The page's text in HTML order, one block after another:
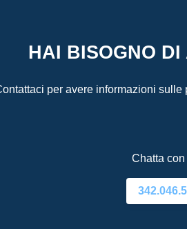
HAI BISOGNO
per avere informazioni sulle
Chatta con